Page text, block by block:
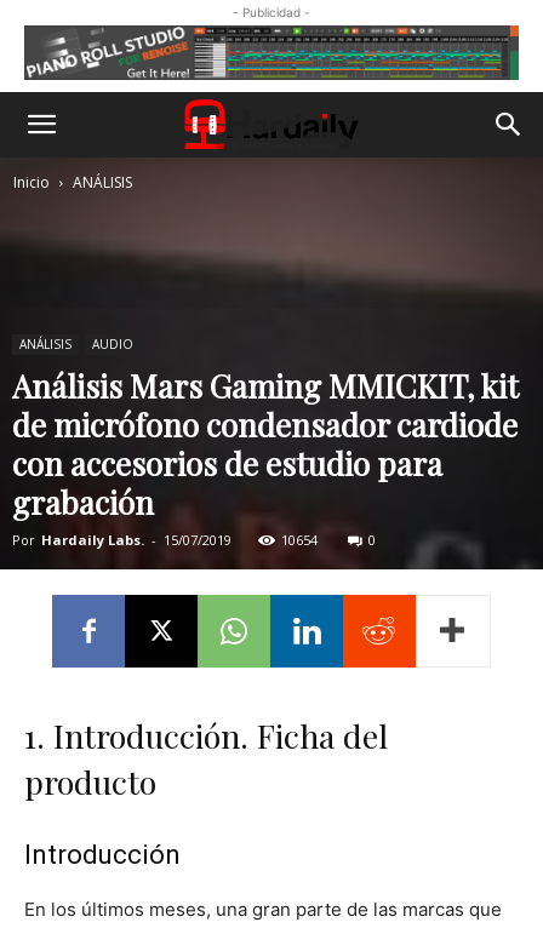
- Publicidad -
Inicio ANÁLISIS
ANÁLISIS AUDIO
Análisis Mars Gaming MMICKIT, kit
de micrófono condensador cardiode
con accesorios de estudio para
grabación
Por Hardaily Labs. - 15/07/2019 10654 0
1. Introducción. Ficha del
producto
Introducción
En los últimos meses, una gran parte de las marcas que